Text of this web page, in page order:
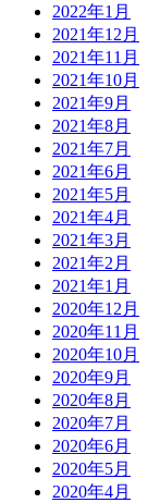
2022年1月
2021年12月
2021年11月
2021年10月
2021年9月
2021年8月
2021年7月
2021年6月
2021年5月
2021年4月
2021年3月
2021年2月
2021年1月
2020年12月
2020年11月
2020年10月
2020年9月
2020年8月
2020年7月
2020年6月
2020年5月
2020年4月